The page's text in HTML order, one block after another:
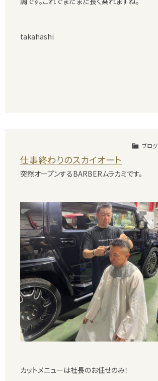
takahashi
ブログ
仕事終わりのスカイオート
突然オープンするBARBERムラカミです。
カットメニューは社長のお任せのみ！